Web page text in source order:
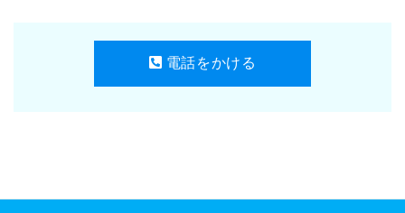
電話をかける